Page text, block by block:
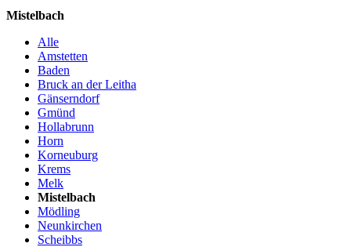
Mistelbach
Alle
Amstetten
Baden
Bruck an der Leitha
Gänserndorf
Gmünd
Hollabrunn
Horn
Korneuburg
Krems
Melk
Mistelbach
Mödling
Neunkirchen
Scheibbs